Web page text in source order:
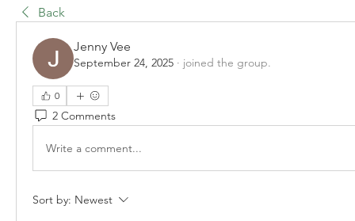
Back
Jenny Vee
September 24, 2025 · joined the group.
0
2 Comments
Write a comment...
Sort by: Newest